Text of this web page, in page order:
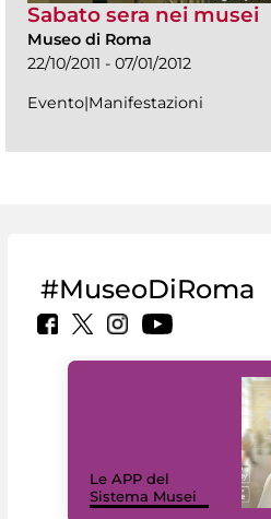
Sabato sera nei musei
Museo di Roma
22/10/2011 - 07/01/2012
Evento|Manifestazioni
#MuseoDiRoma
Le APP del
Sistema Musei